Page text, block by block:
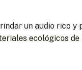
un audio rico y
ecológicos